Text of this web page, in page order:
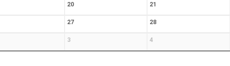
20 21
27 28
3 4